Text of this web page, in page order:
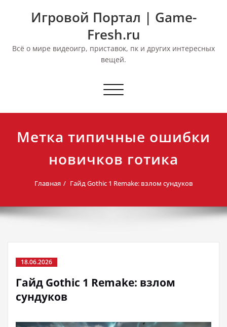
Игровой Портал | Game-
Fresh.ru
Всё о мире видеоигр, приставок, пк и других интересных
вещей.
Переключить
Метка типичные ошибки
новичков готика
Главная Гайд Gothic 1 Remake: взлом сундуков
18.06.2026
Гайд Gothic 1 Remake: взлом
сундуков